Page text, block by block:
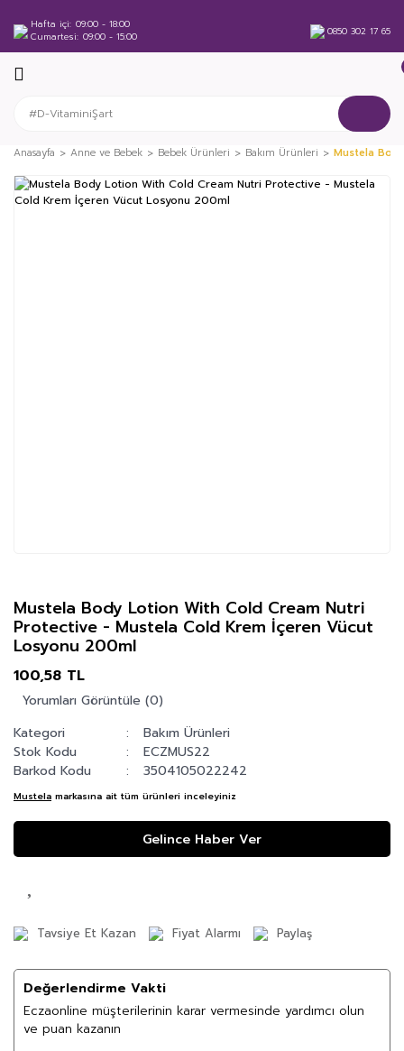
Hafta içi 09:00 - 18:00
Cumartesi 09:00 - 15:00 0850 302 17 65
Anasayfa Anne ve Bebek Bebek Ürünleri Bakım Ürünleri Mustela
Mustela Body Lotion With Cold Cream Nutri
Protective - Mustela Cold Krem İçeren Vücut
Losyonu 200ml
100,58 TL
Yorumları Görüntüle (0)
Kategori
Bakım Ürünleri
Stok Kodu
ECZMUS22
Barkod Kodu
3504105022242
Mustela markasına ait tüm ürünleri inceleyiniz
Gelince Haber Ver
Tavsiye Et Kazan Fiyat Alarmı Paylaş
Değerlendirme Vakti
Eczaonline müşterilerinin karar vermesinde yardımcı olun
ve puan kazanın